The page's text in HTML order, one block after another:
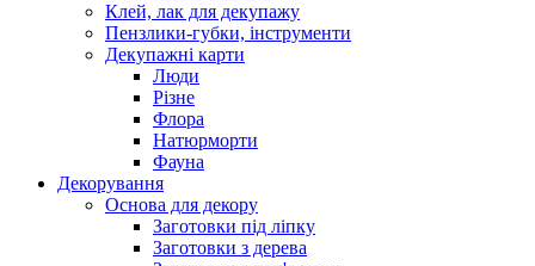
Клей, лак для декупажу
Пензлики-губки, інструменти
Декупажні карти
Люди
Різне
Флора
Натюрморти
Фауна
Декорування
Основа для декору
Заготовки під ліпку
Заготовки з дерева